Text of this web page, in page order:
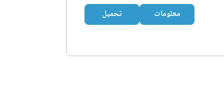
معلومات تحميل